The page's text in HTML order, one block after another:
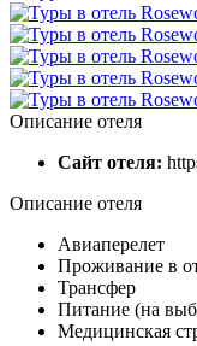
Описание отеля
Сайт отеля:
Описание отеля
Авиаперелет
Проживание в
Трансфер
Питание (на
Медицинская